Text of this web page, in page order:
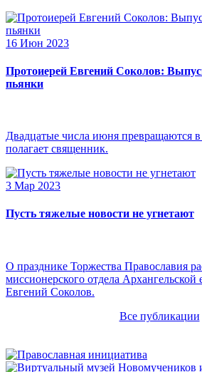
16 Июн 2023
Протоиерей Евгений Соколов:
пьянки
Двадцатые числа июня превращаются
полагает священник.
3 Мар 2023
Пусть тяжелые новости не угнетают
О празднике Торжества Православия
миссионерского отдела Архангельской
Евгений Соколов.
Все публикации